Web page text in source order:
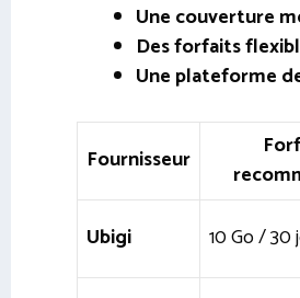
Une couverture
Des forfaits
Une plateforme
Fournisseur
Ubigi 10 Go / 30